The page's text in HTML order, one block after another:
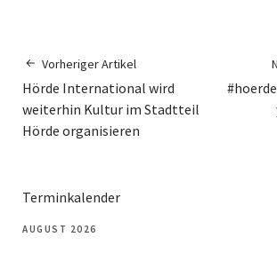
Vorheriger Artikel
Hörde International wird
weiterhin Kultur im Stadtteil
Hörde organisieren
Terminkalender
AUGUST 2026